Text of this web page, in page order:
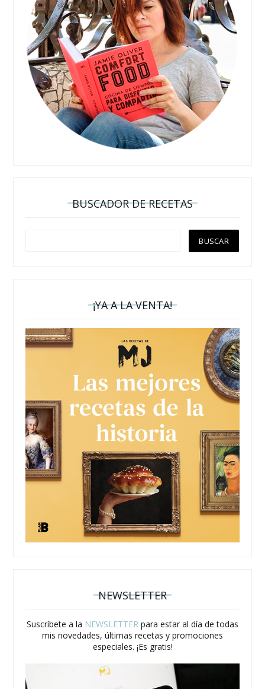
BUSCADOR DE RECETAS
¡YA A LA VENTA!
NEWSLETTER
Suscríbete a la NEWSLETTER para estar al día de todas
mis novedades, últimas recetas y promociones
especiales. ¡Es gratis!